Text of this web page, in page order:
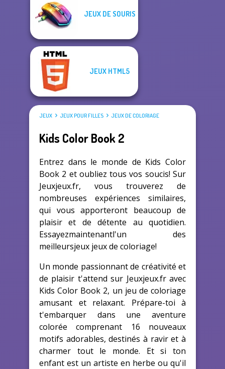
JEUX DE SOURIS
JEUX HTML5
JEUX JEUX POUR FILLES JEUX DE COLORIAGE
Kids Color Book 2
Entrez dans le monde de Kids Color
Book 2 et oubliez tous vos soucis! Sur
Jeuxjeux.fr, vous trouverez de
nombreuses expériences similaires,
qui vous apporteront beaucoup de
plaisir et de détente au quotidien.
Essayezmaintenantl'un des
meilleursjeux jeux de coloriage!
Un monde passionnant de créativité et
de plaisir t'attend sur Jeuxjeux.fr avec
Kids Color Book 2, un jeu de coloriage
amusant et relaxant. Prépare-toi à
t'embarquer dans une aventure
colorée comprenant 16 nouveaux
motifs adorables, destinés à ravir et à
charmer tout le monde. Et si ton
enfant est un artiste en herbe ou qu'il